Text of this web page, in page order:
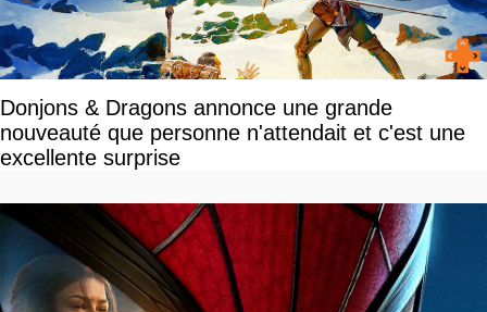
Donjons & Dragons annonce une grande
nouveauté que personne n'attendait et c'est une
excellente surprise